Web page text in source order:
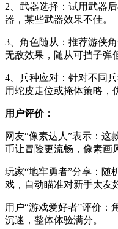
2、武器选择：试用武器
器，某些武器效果不佳。
3、角色随从：推荐游侠
无敌效果，随从可挡子弹
4、兵种应对：针对不同
用蛇皮走位或掩体策略，
用户评价：
网友“像素达人”表示：这
币让冒险更流畅，像素画
玩家“地牢勇者”分享：随
戏，自动瞄准对新手太友
用户“游戏爱好者”评价：
沉迷，整体体验满分。